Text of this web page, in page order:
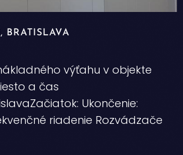
BRATISLAVA
výťahu v objekte
a čas
Ukončenie:
riadenie Rozvádzače